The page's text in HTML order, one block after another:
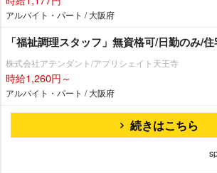
アルバイト・パート / 大阪府
「福祉調理スタッフ」無資格可/日勤のみ/
株式会社アテンダント/アプリシェイト天王寺
時給1,260円～
アルバイト・パート / 大阪府
続きはこちら